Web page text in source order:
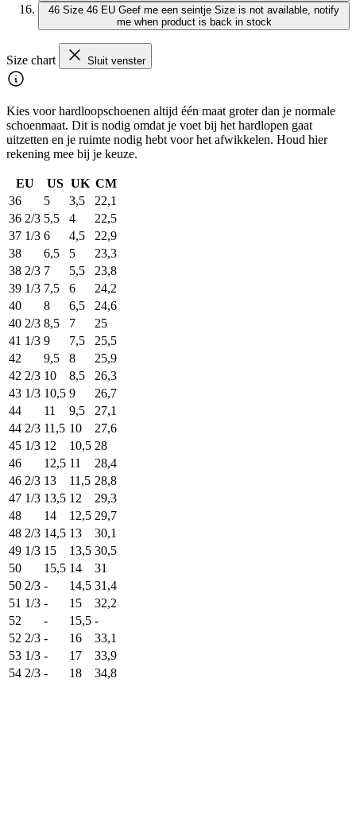
46 Size 46 EU Geef me een seintje Size is not available, notify
me when product is back in stock
Size chart Sluit venster
Kies voor hardloopschoenen altijd één maat groter dan je normale
schoenmaat. Dit is nodig omdat je voet bij het hardlopen gaat
uitzetten en je ruimte nodig hebt voor het afwikkelen. Houd hier
rekening mee bij je keuze.
EU US UK CM
36
5 3,5
22,1
36 2/3 5,5 4
22,5
37 1/3 6 4,5
22,9
38
6,5 5
23,3
38 2/3 7 5,5
23,8
39 1/3 7,5 6
24,2
40
8 6,5
24,6
40 2/3 8,5 7
25
41 1/3 9 7,5
25,5
42
9,5 8
25,9
42 2/3 10 8,5
26,3
43 1/3 10,5 9
26,7
44
11 9,5
27,1
44 2/3 11,5 10
27,6
45 1/3 12 10,5 28
46
12,5 11
28,4
46 2/3 13 11,5 28,8
47 1/3 13,5 12
29,3
48
14 12,5 29,7
48 2/3 14,5 13
30,1
49 1/3 15 13,5 30,5
50
15,5 14
31
50 2/3 - 14,5 31,4
51 1/3 - 15
32,2
52
- 15,5 -
52 2/3 - 16
33,1
53 1/3 - 17
33,9
54 2/3 - 18 34,8